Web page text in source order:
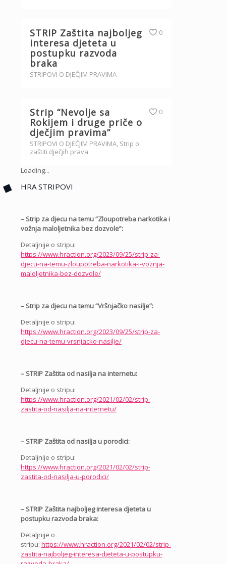
STRIP Zaštita najboljeg
interesa djeteta u
postupku razvoda
braka
STRIPOVI O DJEČJIM PRAVIMA
0
Strip “Nevolje sa
Rokijem i druge priče o
dječjim pravima”
STRIPOVI O DJEČJIM PRAVIMA, Strip o
zaštiti dječjih prava
0
Loading...
HRA STRIPOVI
– Strip za djecu na temu “Zloupotreba narkotika i
vožnja maloljetnika bez dozvole”:
Detaljnije o stripu:
https://www.hraction.org/2023/09/25/strip-za-
djecu-na-temu-zloupotreba-narkotika-i-voznja-
maloljetnika-bez-dozvole/
– Strip za djecu na temu “Vršnjačko nasilje”:
Detaljnije o stripu:
https://www.hraction.org/2023/09/25/strip-za-
djecu-na-temu-vrsnjacko-nasilje/
– STRIP Zaštita od nasilja na internetu:
Detaljnije o stripu:
https://www.hraction.org/2021/02/02/strip-
zastita-od-nasilja-na-internetu/
– STRIP Zaštita od nasilja u porodici:
Detaljnije o stripu:
https://www.hraction.org/2021/02/02/strip-
zastita-od-nasilja-u-porodici/
– STRIP Zaštita najboljeg interesa djeteta u
postupku razvoda braka:
Detaljnije o
stripu: https://www.hraction.org/2021/02/02/strip-
zastita-najboljeg-interesa-djeteta-u-postupku-